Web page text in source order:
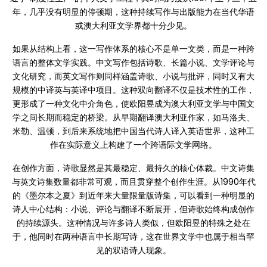
年，几乎没有明显的停顿期，这种持续写作与出版能力在当代华语
或澳大利亚文学界都十分少见。
如果从结构上看，这一写作体系的核心不是单一文类，而是一种跨
语言的整体文学实践。中文写作包括诗歌、长篇小说、文学评论与
文化研究，而英文写作则同样涵盖诗歌、小说与批评，同时又有大
规模的中译英与英译中项目。这种双向翻译不仅是技术性的工作，
更形成了一种文化中介角色，使欧阳昱成为澳大利亚文学与中国文
学之间长期而稳定的桥梁。从早期翻译澳大利亚作家，如马洛夫、
米勒、温顿，到后来系统地把中国当代诗人译入英语世界，这种工
作在实际意义上构建了一个跨语际文学网络。
在创作方面，诗歌显然是其最稳定、最持久的核心体裁。中文诗集
与英文诗集数量都非常可观，而且贯穿整个创作生涯。从1990年代
的《墨尔本之夏》到近年来大量限量版诗集，可以看到一种明显的
诗人中心结构：小说、评论与翻译不断展开，但诗歌始终构成创作
的持续源头。这种情况与许多诗人类似，但欧阳昱的特殊之处在
于，他同时在两种语言中长期写诗，这在世界文学中也属于相当罕
见的双语诗人现象。